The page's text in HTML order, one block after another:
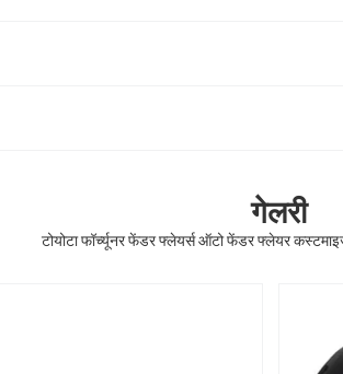
गेलरी
टोयोटा फॉर्च्यूनर फेंडर फ्लेयर्स ऑटो फेंडर फ्लेयर